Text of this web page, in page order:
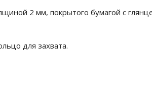
2 мм, покрытого бумагой с
для захвата.